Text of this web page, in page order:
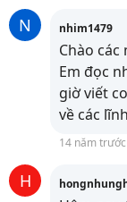
N nhim1479
Chào các
Em đọc
giờ viết
về các
14 năm trước
H